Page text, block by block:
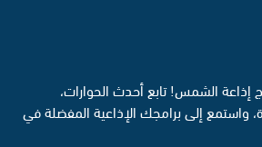
إذاعة الشمس! تابع أحدث الحوارات،
واستمع إلى برامجك الإذاعية المفضلة في